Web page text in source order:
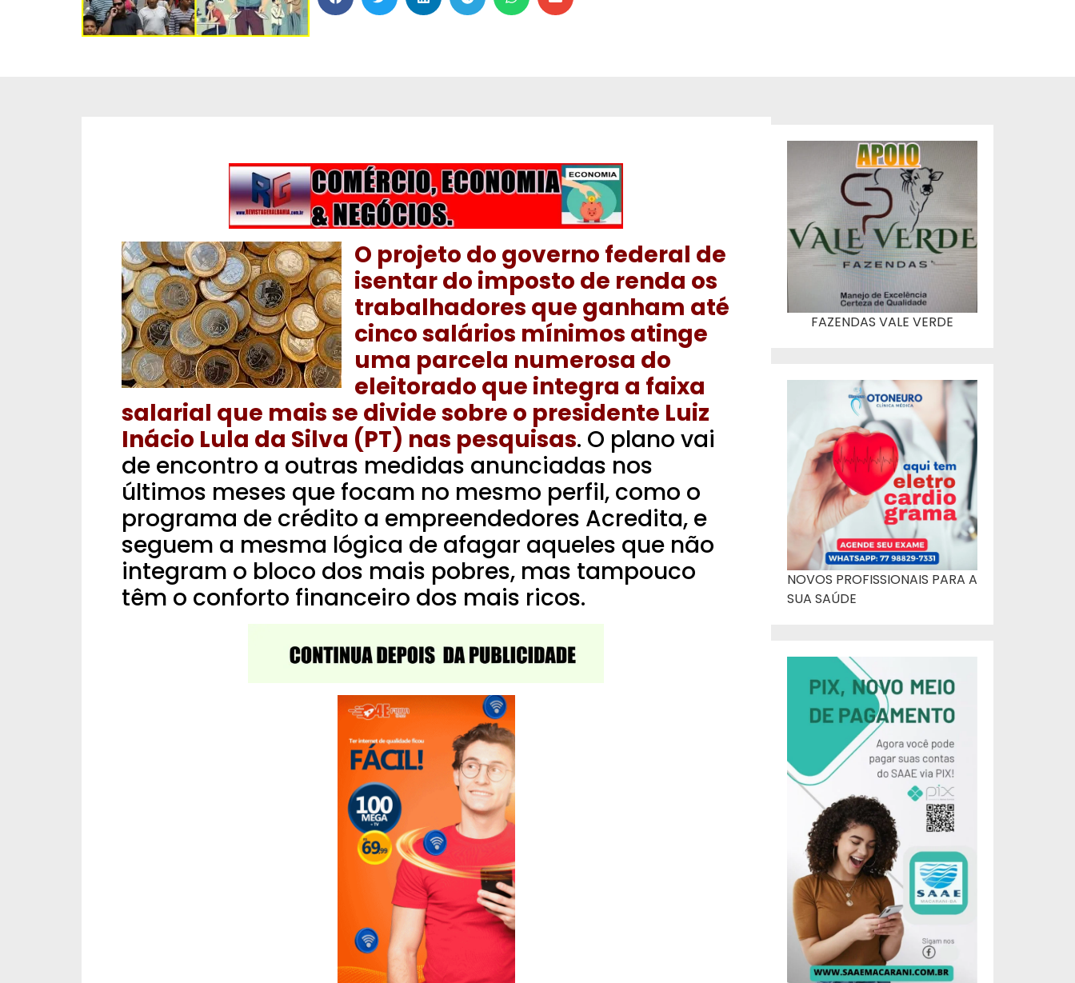
O projeto do governo federal de
isentar do imposto de renda os
trabalhadores que ganham até
cinco salários mínimos atinge
uma parcela numerosa do
eleitorado que integra a faixa
salarial que mais se divide sobre o presidente Luiz
Inácio Lula da Silva (PT) nas pesquisas. O plano vai
de encontro a outras medidas anunciadas nos
últimos meses que focam no mesmo perfil, como o
programa de crédito a empreendedores Acredita, e
seguem a mesma lógica de afagar aqueles que não
integram o bloco dos mais pobres, mas tampouco
têm o conforto financeiro dos mais ricos.
FAZENDAS VALE VERDE
NOVOS PROFISSIONAIS PARA A
SUA SAÚDE